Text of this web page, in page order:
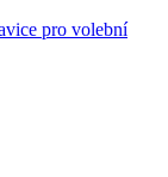
pro volební